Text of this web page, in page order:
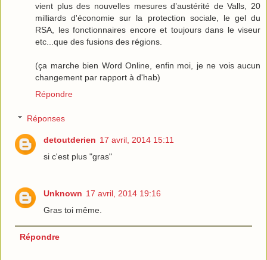
vient plus des nouvelles mesures d’austérité de Valls, 20
milliards d'économie sur la protection sociale, le gel du
RSA, les fonctionnaires encore et toujours dans le viseur
etc...que des fusions des régions.
(ça marche bien Word Online, enfin moi, je ne vois aucun
changement par rapport à d'hab)
Répondre
Réponses
detoutderien 17 avril, 2014 15:11
si c'est plus "gras"
Unknown 17 avril, 2014 19:16
Gras toi même.
Répondre